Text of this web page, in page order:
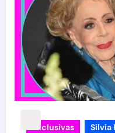
Exclusivas